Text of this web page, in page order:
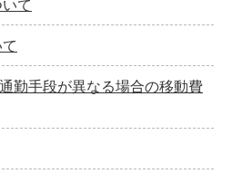
て
勤手段が異なる場合の移動費